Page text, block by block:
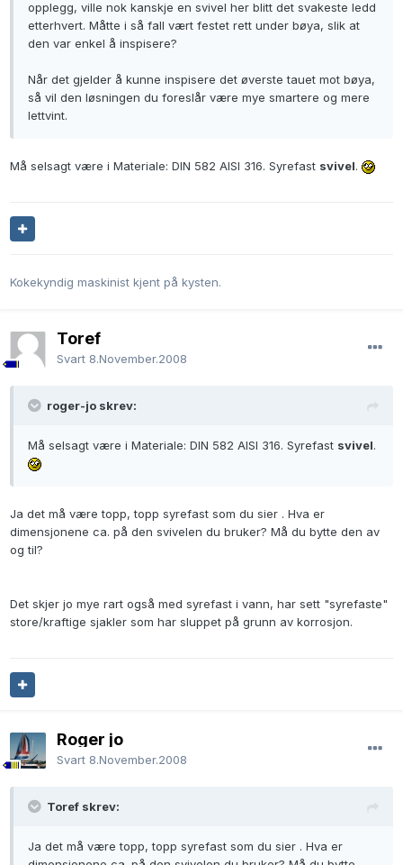
opplegg, ville nok kanskje en svivel her blitt det svakeste ledd
etterhvert. Måtte i så fall vært festet rett under bøya, slik at
den var enkel å inspisere?
Når det gjelder å kunne inspisere det øverste tauet mot bøya,
så vil den løsningen du foreslår være mye smartere og mere
lettvint.
Må selsagt være i Materiale: DIN 582 AISI 316. Syrefast svivel.
Kokekyndig maskinist kjent på kysten.
Toref
Svart 8.November.2008
roger-jo skrev:
Må selsagt være i Materiale: DIN 582 AISI 316. Syrefast svivel.
Ja det må være topp, topp syrefast som du sier . Hva er
dimensjonene ca. på den svivelen du bruker? Må du bytte den av
og til?
Det skjer jo mye rart også med syrefast i vann, har sett "syrefaste"
store/kraftige sjakler som har sluppet på grunn av korrosjon.
Roger jo
Svart 8.November.2008
Toref skrev:
Ja det må være topp, topp syrefast som du sier . Hva er